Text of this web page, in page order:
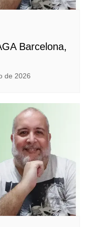
Barcelona,
de 2026